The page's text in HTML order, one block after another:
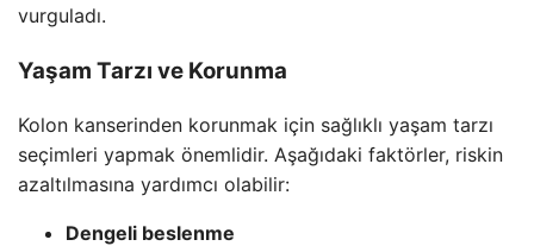
vurguladı.
Yaşam Tarzı ve Korunma
Kolon kanserinden korunmak için sağlıklı yaşam tarzı
seçimleri yapmak önemlidir. Aşağıdaki faktörler, riskin
azaltılmasına yardımcı olabilir:
Dengeli beslenme